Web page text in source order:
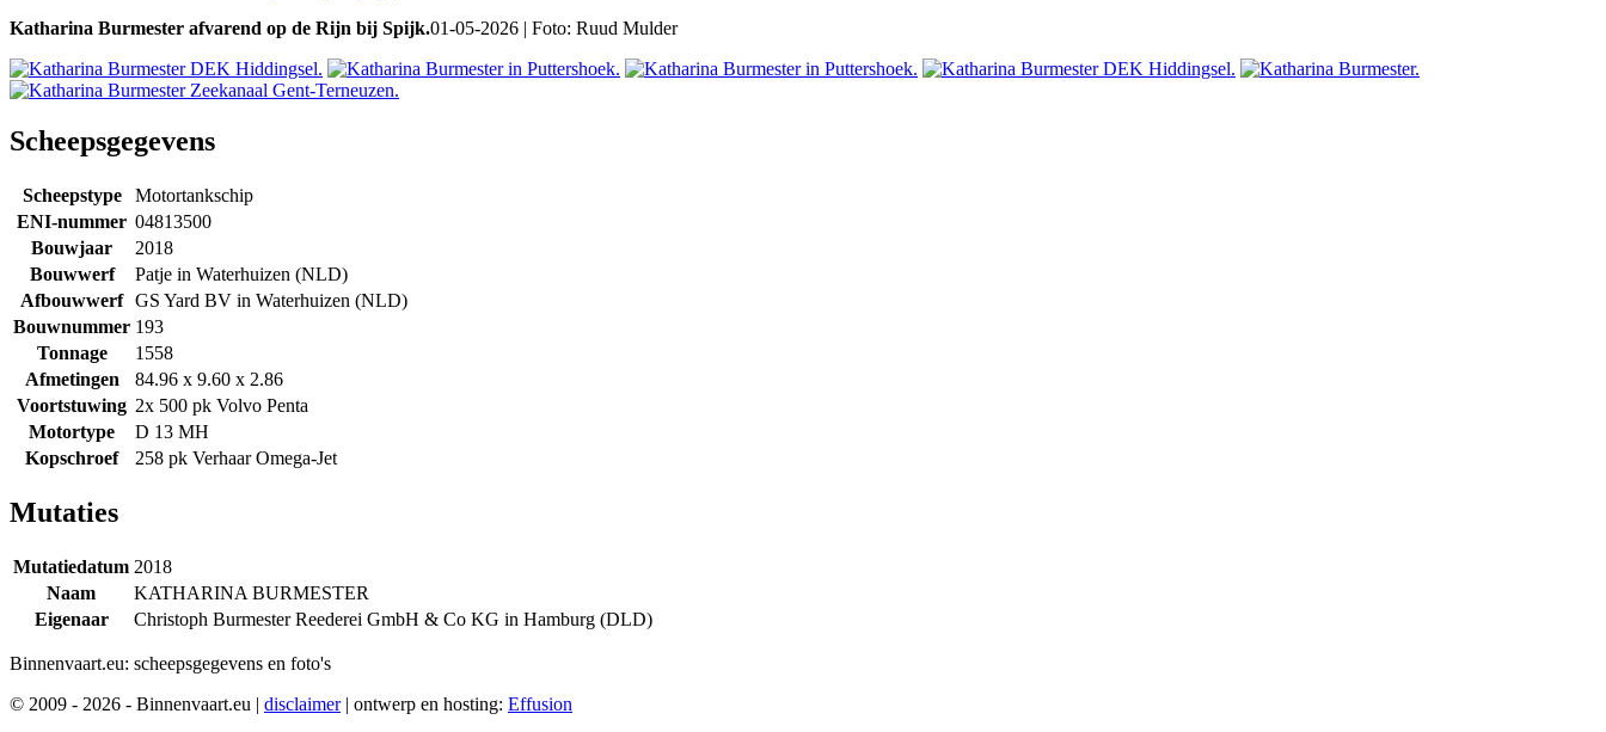
Katharina Burmester afvarend op de Rijn bij Spijk.01-05-2026 | Foto: Ruud Mulder
Scheepsgegevens
Scheepstype
Motortankschip
ENI-nummer 04813500
Bouwjaar
2018
Bouwwerf
Patje in Waterhuizen (NLD)
Afbouwwerf GS Yard BV in Waterhuizen (NLD)
Bouwnummer 193
Tonnage
1558
Afmetingen
84.96 x 9.60 x 2.86
Voortstuwing 2x 500 pk Volvo Penta
Motortype
D 13 MH
Kopschroef
258 pk Verhaar Omega-Jet
Mutaties
Mutatiedatum 2018
Naam
KATHARINA BURMESTER
Eigenaar
Christoph Burmester Reederei GmbH & Co KG in Hamburg (DLD)
Binnenvaart.eu: scheepsgegevens en foto's
© 2009 - 2026 - Binnenvaart.eu | disclaimer | ontwerp en hosting: Effusion